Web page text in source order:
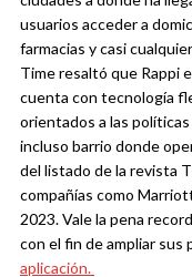
usuarios acceder a
farmacias y casi
Time resaltó que Rappi
cuenta con tecnología
orientados a las
incluso barrio donde
del listado de la revista
compañías como
2023. Vale la pena
con el fin de ampliar sus
aplicación.